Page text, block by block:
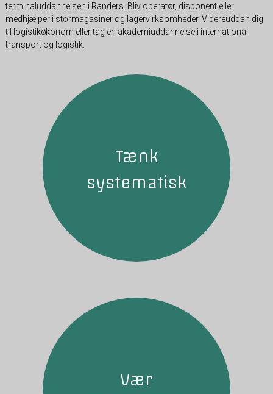
terminaluddannelsen i Randers. Bliv operatør, disponent eller
medhjælper i stormagasiner og lagervirksomheder. Videreuddan dig
til logistikøkonom eller tag en akademiuddannelse i international
transport og logistik.
Tænk
systematisk
Vær